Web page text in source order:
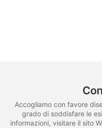
Accogliamo con favore
grado di soddisfare le
informazioni, visitare il sito